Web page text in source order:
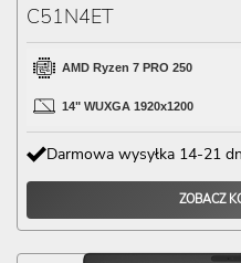
C51N4ET
AMD Ryzen 7 PRO 250
14" WUXGA 1920x1200
Darmowa wysyłka 14-21
ZOBACZ